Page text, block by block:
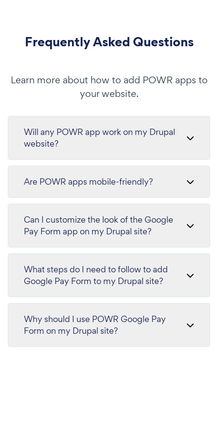
Frequently Asked Questions
Learn more about how to add POWR apps to
your website.
Will any POWR app work on my Drupal
website?
Are POWR apps mobile-friendly?
Can I customize the look of the Google
Pay Form app on my Drupal site?
What steps do I need to follow to add
Google Pay Form to my Drupal site?
Why should I use POWR Google Pay
Form on my Drupal site?